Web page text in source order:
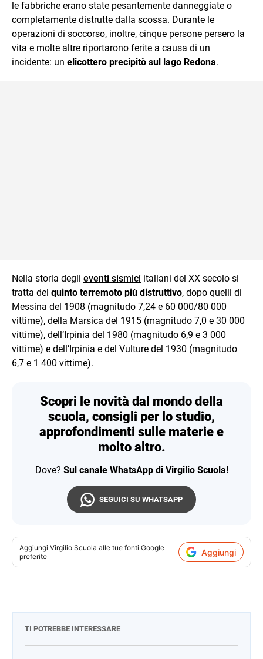
le fabbriche erano state pesantemente danneggiate o
completamente distrutte dalla scossa. Durante le
operazioni di soccorso, inoltre, cinque persone persero la
vita e molte altre riportarono ferite a causa di un
incidente: un elicottero precipitò sul lago Redona.
Nella storia degli eventi sismici italiani del XX secolo si
tratta del quinto terremoto più distruttivo, dopo quelli di
Messina del 1908 (magnitudo 7,24 e 60 000/80 000
vittime), della Marsica del 1915 (magnitudo 7,0 e 30 000
vittime), dell’Irpinia del 1980 (magnitudo 6,9 e 3 000
vittime) e dell’Irpinia e del Vulture del 1930 (magnitudo
6,7 e 1 400 vittime).
Scopri le novità dal mondo della
scuola, consigli per lo studio,
approfondimenti sulle materie e
molto altro.
Dove? Sul canale WhatsApp di Virgilio Scuola!
SEGUICI SU WHATSAPP
Aggiungi Virgilio Scuola alle tue fonti Google
preferite
Aggiungi
TI POTREBBE INTERESSARE